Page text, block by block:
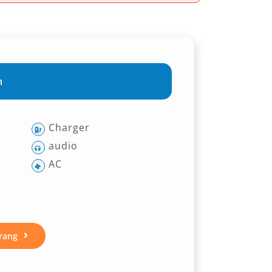
Charger
audio
AC